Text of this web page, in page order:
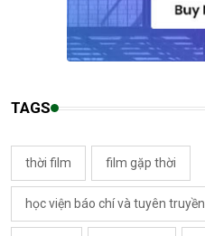
TAGS
thời film film gặp thời
học viện báo chí và tuyên truyền